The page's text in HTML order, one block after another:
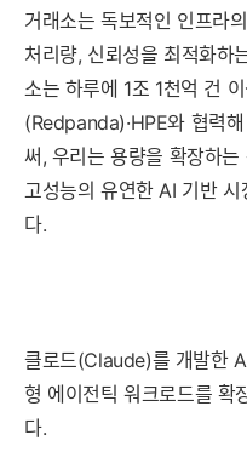
거래소는 독보적인 인프라
처리량, 신뢰성을 최적화하
소는 하루에 1조 1천억 건
(Redpanda)·HPE와 협력
써, 우리는 용량을 확장하
고성능의 유연한 AI 기반 시
다.
클로드(Claude)를 개발한
형 에이전틱 워크로드를 확
다.